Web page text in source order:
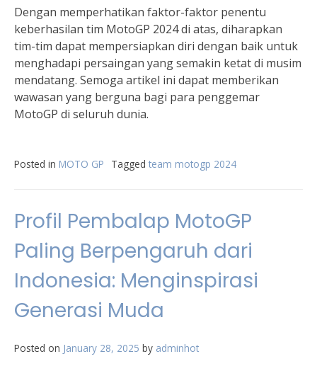
Dengan memperhatikan faktor-faktor penentu
keberhasilan tim MotoGP 2024 di atas, diharapkan
tim-tim dapat mempersiapkan diri dengan baik untuk
menghadapi persaingan yang semakin ketat di musim
mendatang. Semoga artikel ini dapat memberikan
wawasan yang berguna bagi para penggemar
MotoGP di seluruh dunia.
Posted in MOTO GP Tagged team motogp 2024
Profil Pembalap MotoGP
Paling Berpengaruh dari
Indonesia: Menginspirasi
Generasi Muda
Posted on January 28, 2025 by adminhot